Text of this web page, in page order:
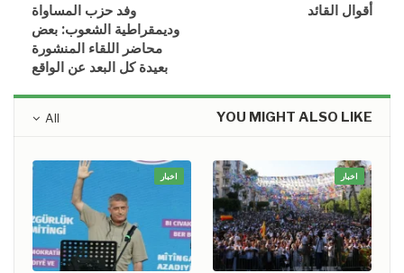
أقوال القائد
وفد حزب المساواة
وديمقراطية الشعوب: بعض
محاضر اللقاء المنشورة
بعيدة كل البعد عن الواقع
All YOU MIGHT ALSO LIKE
اخبار اخبار